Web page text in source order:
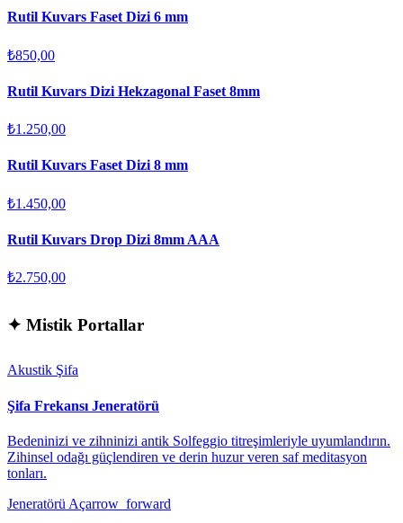
Rutil Kuvars Faset Dizi 6 mm
₺850,00
Rutil Kuvars Dizi Hekzagonal Faset 8mm
₺1.250,00
Rutil Kuvars Faset Dizi 8 mm
₺1.450,00
Rutil Kuvars Drop Dizi 8mm AAA
₺2.750,00
✦ Mistik Portallar
Akustik Şifa
Şifa Frekansı Jeneratörü
Bedeninizi ve zihninizi antik Solfeggio titreşimleriyle uyumlandırın.
Zihinsel odağı güçlendiren ve derin huzur veren saf meditasyon
tonları.
Jeneratörü Açarrow_forward